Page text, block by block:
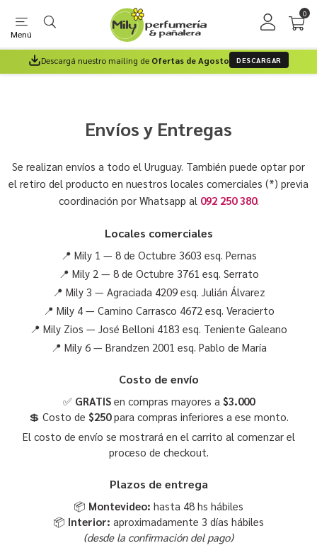
Menú
0
Descargá nuestro mailing de Ofertas de Agosto DESCARGAR
Envíos y Entregas
Se realizan envíos a todo el Uruguay. También puede optar por
el retiro del producto en nuestros locales comerciales (*) previa
coordinación por Whatsapp al 092 250 380.
Locales comerciales
📍 Mily 1 — 8 de Octubre 3603 esq. Pernas
📍 Mily 2 — 8 de Octubre 3761 esq. Serrato
📍 Mily 3 — Agraciada 4209 esq. Julián Álvarez
📍 Mily 4 — Camino Carrasco 4672 esq. Veracierto
📍 Mily Zios — José Belloni 4183 esq. Teniente Galeano
📍 Mily 6 — Brandzen 2001 esq. Pablo de María
Costo de envío
✅ GRATISen compras mayores a $3.000
💲 Costo de $250para compras inferiores a ese monto.
El costo de envío se mostrará en el carrito al comenzar el
proceso de checkout.
Plazos de entrega
📦 Montevideo: hasta 48 hs hábiles
📦 Interior: aproximadamente 3 días hábiles
(desde la confirmación del pago)